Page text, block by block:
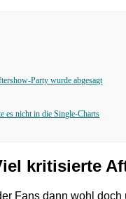
Party wurde abgesagt
es nicht in die Single-Charts
kritisierte
Fans dann wohl